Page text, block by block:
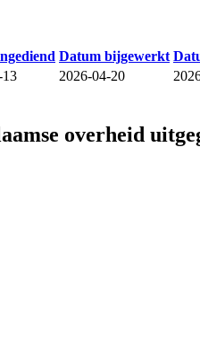
Datum bijgewerkt
13 2026-04-20
overheid